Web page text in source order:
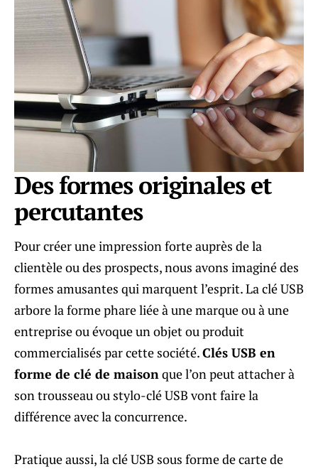
Des formes originales et
percutantes
Pour créer une impression forte auprès de la
clientèle ou des prospects, nous avons imaginé des
formes amusantes qui marquent l’esprit. La clé USB
arbore la forme phare liée à une marque ou à une
entreprise ou évoque un objet ou produit
commercialisés par cette société.Clés USB en
forme de clé de maisonque l’on peut attacher à
son trousseau ou stylo-clé USB vont faire la
différence avec la concurrence.
Pratique aussi, la clé USB sous forme de carte de